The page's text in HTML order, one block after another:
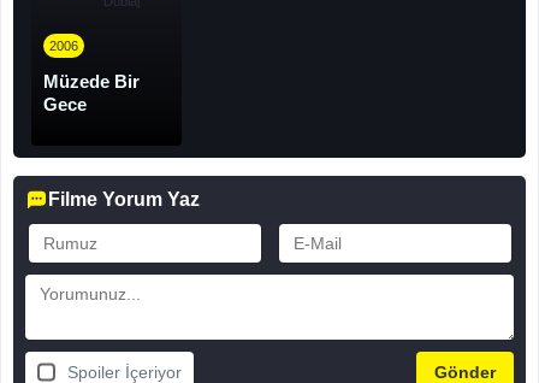
2006
Müzede Bir
Gece
Filme Yorum Yaz
Spoiler İçeriyor